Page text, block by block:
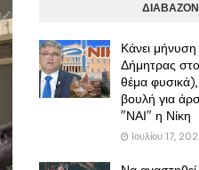
Κάνει
Δήμητρας
θέμα
βουλή για
"ΝΑΙ" η Νίκη
Ιουλίου 17,